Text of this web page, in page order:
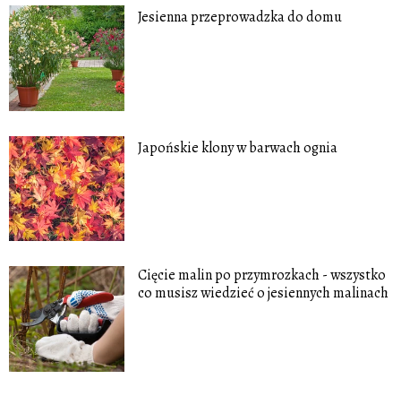
Jesienna przeprowadzka do domu
Japońskie klony w barwach ognia
Cięcie malin po przymrozkach - wszystko
co musisz wiedzieć o jesiennych malinach